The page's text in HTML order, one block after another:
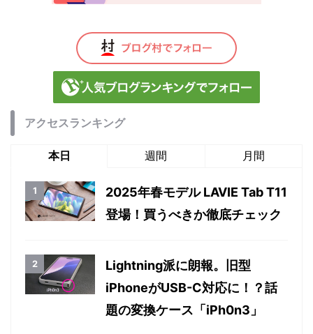
アクセスランキング
本日 週間 月間
2025年春モデル LAVIE Tab T11
登場！買うべきか徹底チェック
Lightning派に朗報。旧型
iPhoneがUSB-C対応に！？話
題の変換ケース「iPh0n3」